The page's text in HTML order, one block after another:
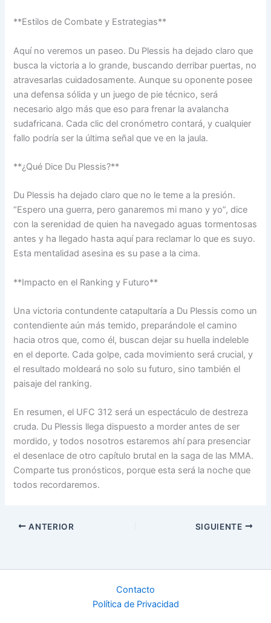
**Estilos de Combate y Estrategias**
Aquí no veremos un paseo. Du Plessis ha dejado claro que
busca la victoria a lo grande, buscando derribar puertas, no
atravesarlas cuidadosamente. Aunque su oponente posee
una defensa sólida y un juego de pie técnico, será
necesario algo más que eso para frenar la avalancha
sudafricana. Cada clic del cronómetro contará, y cualquier
fallo podría ser la última señal que ve en la jaula.
**¿Qué Dice Du Plessis?**
Du Plessis ha dejado claro que no le teme a la presión.
“Espero una guerra, pero ganaremos mi mano y yo”, dice
con la serenidad de quien ha navegado aguas tormentosas
antes y ha llegado hasta aquí para reclamar lo que es suyo.
Esta mentalidad asesina es su pase a la cima.
**Impacto en el Ranking y Futuro**
Una victoria contundente catapultaría a Du Plessis como un
contendiente aún más temido, preparándole el camino
hacia otros que, como él, buscan dejar su huella indeleble
en el deporte. Cada golpe, cada movimiento será crucial, y
el resultado moldeará no solo su futuro, sino también el
paisaje del ranking.
En resumen, el UFC 312 será un espectáculo de destreza
cruda. Du Plessis llega dispuesto a morder antes de ser
mordido, y todos nosotros estaremos ahí para presenciar
el desenlace de otro capítulo brutal en la saga de las MMA.
Comparte tus pronósticos, porque esta será la noche que
todos recordaremos.
ANTERIOR SIGUIENTE
Contacto
Política de Privacidad